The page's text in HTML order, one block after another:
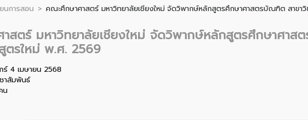
นการสอน คณะศึกษาศาสตร์ มหาวิทยาลัยเชียงใหม่ จัดวิพากษ์หลักสูตรศึกษาศาสตรบัณฑิต สาขา
สตร์ มหาวิทยาลัยเชียงใหม่ จัดวิพากษ์หลักสูตรศึกษาศาส
รใหม่ พ.ศ. 2569
ร์ 4 เมษายน 2568
าสัมพันธ์
น